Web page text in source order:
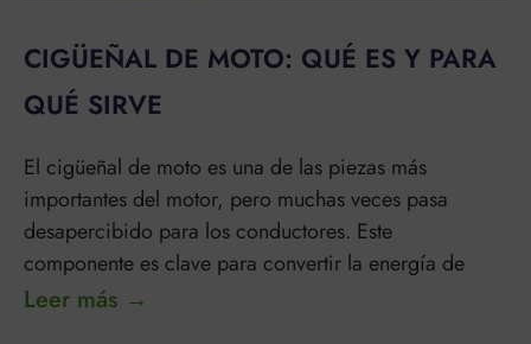
CIGÜEÑAL DE MOTO: QUÉ ES Y PARA
QUÉ SIRVE
El cigüeñal de moto es una de las piezas más
importantes del motor, pero muchas veces pasa
desapercibido para los conductores. Este
componente es clave para convertir la energía de
Leer más →